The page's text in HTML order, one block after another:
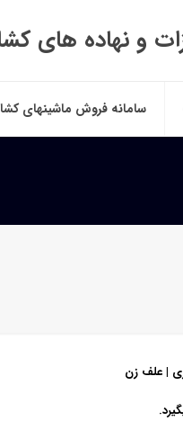
و نهاده های
سامانه فروش ماشینهای
| علف زن